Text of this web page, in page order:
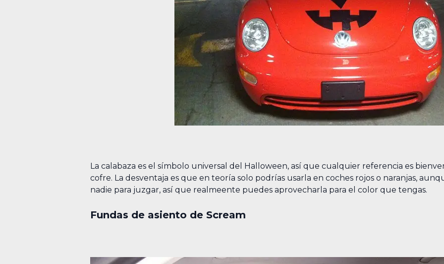
La calabaza es el símbolo universal del Halloween, así que cualquier referencia es
cofre. La desventaja es que en teoría solo podrías usarla en coches rojos o naranjas,
nadie para juzgar, así que realmeente puedes aprovecharla para el color que tengas.
Fundas de asiento de Scream